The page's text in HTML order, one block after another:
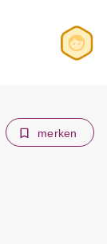
merken